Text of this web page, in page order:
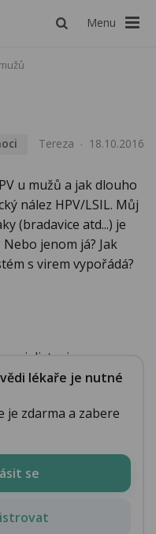
Menu
Tereza 18.10.2016
u mužů a jak dlouho
nález HPV/LSIL. Můj
(bradavice atd...) je
jenom já? Jak
s virem vypořádá?
lékaře je nutné
je zdarma a zabere
se